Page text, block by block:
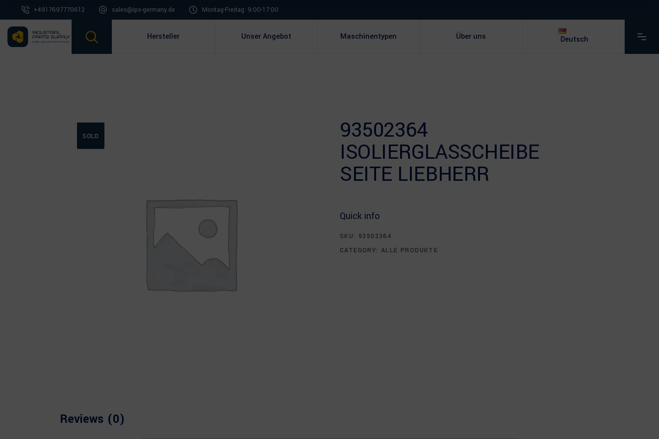
+4917697770612 sales@ips-germany.de Montag-Freitag: 9:00-17:00
Hersteller Unser Angebot Maschinentypen Über uns Deutsch
SOLD 93502364
ISOLIERGLASSCHEIBE
SEITE LIEBHERR
Quick info
SKU: 93502364
CATEGORY:ALLE PRODUKTE
Reviews (0)